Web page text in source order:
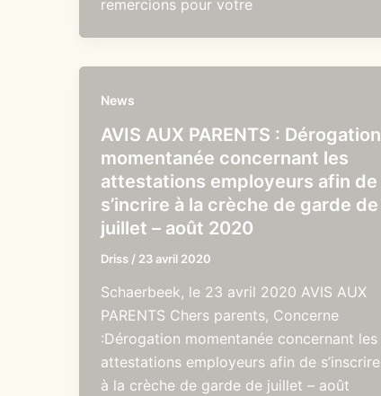
remercions pour votre
News
AVIS AUX PARENTS : Dérogation
momentanée concernant les
attestations employeurs afin de
s’incrire à la crèche de garde de
juillet – août 2020
Driss / 23 avril 2020
Schaerbeek, le 23 avril 2020 AVIS AUX
PARENTS Chers parents, Concerne
:Dérogation momentanée concernant les
attestations employeurs afin de s’inscrire
à la crèche de garde de juillet – août